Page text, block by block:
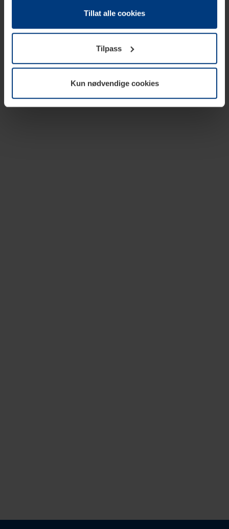
datamaskin, hvis disse er absolutt nødvendig for drift av
trenger vi din tillatelse. Du kan når som helst endre eller
tilbakekalle ditt samtykke i forklaringen av
informasjonskapselen på sidenPersonvernerklæringpå
Tillat alle cookies
Tilpass
Kun nødvendige cookies